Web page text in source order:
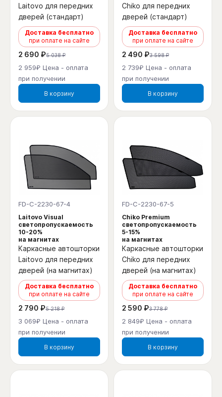
Laitovo для передних
дверей (стандарт)
Доставка бесплатно
при оплате на сайте
2 690 ₽5 038 ₽
2 959₽ Цена - оплата
при получении
В корзину
Chiko для передних
дверей (стандарт)
Доставка бесплатно
при оплате на сайте
2 490 ₽3 598 ₽
2 739₽ Цена - оплата
при получении
В корзину
FD-C-2230-67-4
Laitovo Visual
светопропускаемость
10-20%
на магнитах
Каркасные автошторки
Laitovo для передних
дверей (на магнитах)
Доставка бесплатно
при оплате на сайте
2 790 ₽5 218 ₽
3 069₽ Цена - оплата
при получении
В корзину
FD-C-2230-67-5
Chiko Premium
светопропускаемость
5-15%
на магнитах
Каркасные автошторки
Chiko для передних
дверей (на магнитах)
Доставка бесплатно
при оплате на сайте
2 590 ₽3 778 ₽
2 849₽ Цена - оплата
при получении
В корзину